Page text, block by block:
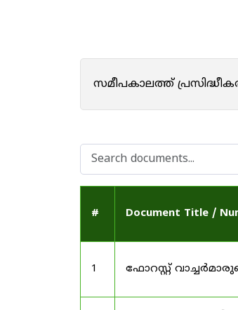
സമീപകാലത്ത്
# Document Title /
1 ഫോറസ്റ്റ്